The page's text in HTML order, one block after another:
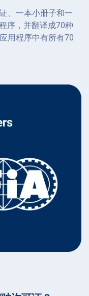
、一本小册子和一
序，并翻译成70种
用程序中有所有70